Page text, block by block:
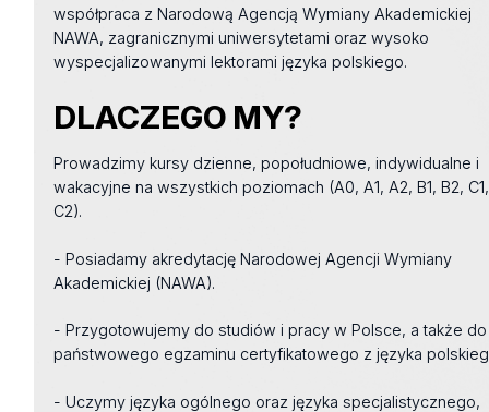
współpraca z Narodową Agencją Wymiany Akademickiej
NAWA, zagranicznymi uniwersytetami oraz wysoko
wyspecjalizowanymi lektorami języka polskiego.
DLACZEGO MY?
Prowadzimy kursy dzienne, popołudniowe, indywidualne i
wakacyjne na wszystkich poziomach (A0, A1, A2, B1, B2, C1,
C2).
- Posiadamy akredytację Narodowej Agencji Wymiany
Akademickiej (NAWA).
- Przygotowujemy do studiów i pracy w Polsce, a także do
państwowego egzaminu certyfikatowego z języka
- Uczymy języka ogólnego oraz języka specjalistycznego,